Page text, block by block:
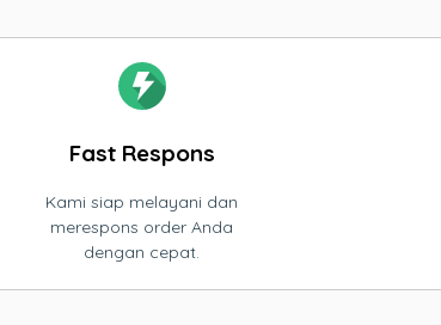
Fast Respons
Kami siap melayani dan
merespons order Anda
dengan cepat.